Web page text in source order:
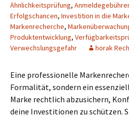
Ähnlichkeitsprüfung,
Erfolgschancen, Investition in die
Markenrecherche,
Produktentwicklung,
Verwechslungsgefahr
horak
Eine professionelle
Formalität, sondern ein
Marke rechtlich abzusichern,
deine Investitionen zu schützen.